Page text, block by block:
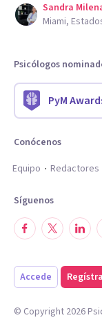
Sandra
Miami,
Psicólogos
PyM
Conócenos
Equipo
Redactores
Síguenos
Accede
© Copyright 2026